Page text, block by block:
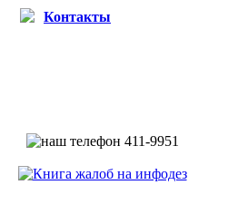
Контакты